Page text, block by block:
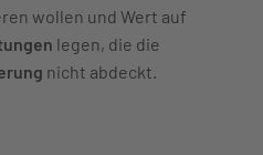
wollen und Wert auf
legen, die die
nicht abdeckt.